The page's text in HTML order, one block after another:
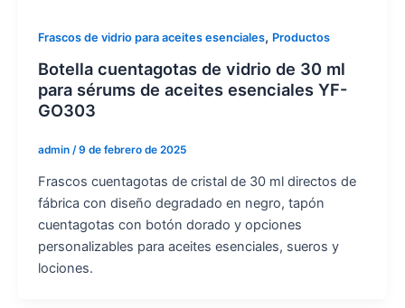
Frascos de vidrio para aceites esenciales, Productos
Botella cuentagotas de vidrio de 30 ml
para sérums de aceites esenciales YF-
GO303
admin /9 de febrero de 2025
Frascos cuentagotas de cristal de 30 ml directos de
fábrica con diseño degradado en negro, tapón
cuentagotas con botón dorado y opciones
personalizables para aceites esenciales, sueros y
lociones.